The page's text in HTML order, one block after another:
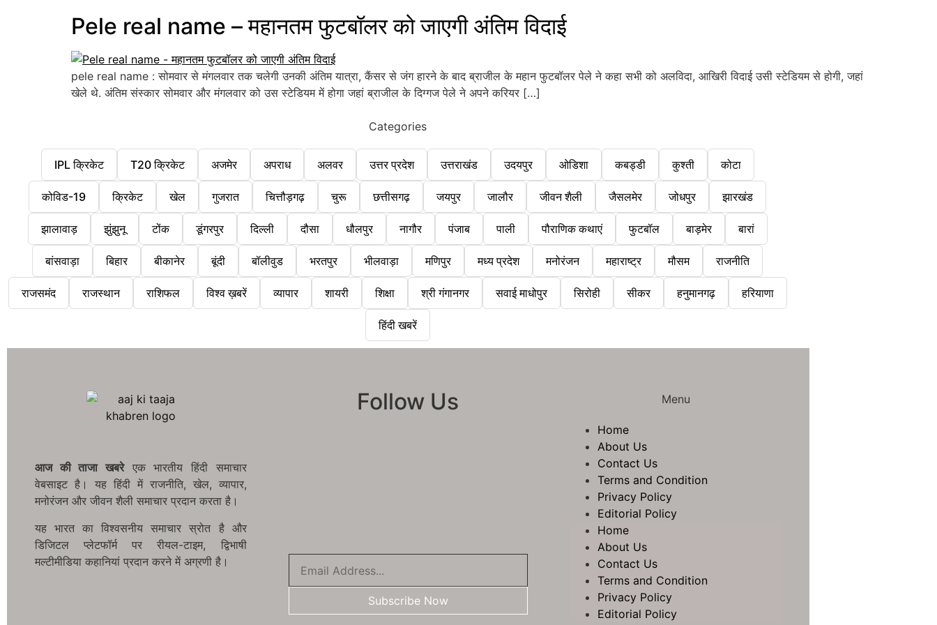
Pele real name – महानतम फुटबॉलर को जाएगी अंतिम विदाई
pele real name : सोमवार से मंगलवार तक चलेगी उनकी अंतिम यात्रा, कैंसर से जंग हारने के बाद ब्राजील के महान फुटबॉलर पेले ने कहा सभी को अलविदा, आखिरी विदाई उसी स्टेडियम से होगी, जहां
खेले थे. अंतिम संस्कार सोमवार और मंगलवार को उस स्टेडियम में होगा जहां ब्राजील के दिग्गज पेले ने अपने करियर […]
Categories
IPL क्रिकेट T20 क्रिकेट अजमेर अपराध अलवर उत्तर प्रदेश उत्तराखंड उदयपुर ओडिशा कबड्डी कुश्ती कोटा
कोविड-19 क्रिकेट खेल गुजरात चित्तौड़गढ़ चुरू छत्तीसगढ़ जयपुर जालौर जीवन शैली जैसलमेर जोधपुर झारखंड
झालावाड़ झुंझुनू टोंक डूंगरपुर दिल्ली दौसा धौलपुर नागौर पंजाब पाली पौराणिक कथाएं फुटबॉल बाड़मेर बारां
बांसवाड़ा बिहार बीकानेर बूंदी बॉलीवुड भरतपुर भीलवाड़ा मणिपुर मध्य प्रदेश मनोरंजन महाराष्ट्र मौसम राजनीति
राजसमंद राजस्थान राशिफल विश्व ख़बरें व्यापार शायरी शिक्षा श्री गंगानगर सवाई माधोपुर सिरोही सीकर हनुमानगढ़ हरियाणा
हिंदी खबरें
आज की ताजा खबरेएक भारतीय हिंदी समाचार
वेबसाइट है। यह हिंदी में राजनीति, खेल, व्यापार,
मनोरंजन और जीवन शैली समाचार प्रदान करता है।
यह भारत का विश्वसनीय समाचार स्रोत है और
डिजिटल प्लेटफॉर्म पर रीयल-टाइम, द्विभाषी
मल्टीमीडिया कहानियां प्रदान करने में अग्रणी है।
Follow Us
Subscribe Now
Menu
Home
About Us
Contact Us
Terms and Condition
Privacy Policy
Editorial Policy
Home
About Us
Contact Us
Terms and Condition
Privacy Policy
Editorial Policy